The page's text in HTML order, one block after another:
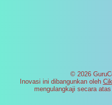
© 2026
Inovasi ini dibangunkan oleh
mengulangkaji secara